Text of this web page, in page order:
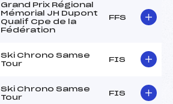
Grand Prix Régional
Mémorial JH Dupont
Qualif Cpe de la
Fédération
FFS
Ski Chrono Samse
Tour
FIS
Ski Chrono Samse
Tour
FIS